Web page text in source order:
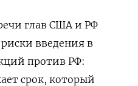
глав США и РФ
введения в
против РФ:
срок, который